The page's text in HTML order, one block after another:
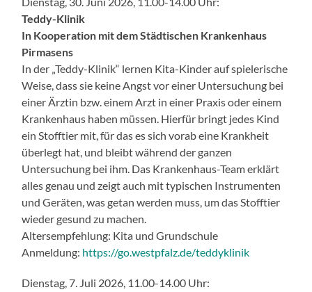
Teddy-Klinik
In Kooperation mit dem Städtischen Krankenhaus
Pirmasens
In der „Teddy-Klinik“ lernen Kita-Kinder auf spielerische
Weise, dass sie keine Angst vor einer Untersuchung bei
einer Ärztin bzw. einem Arzt in einer Praxis oder einem
Krankenhaus haben müssen. Hierfür bringt jedes Kind
ein Stofftier mit, für das es sich vorab eine Krankheit
überlegt hat, und bleibt während der ganzen
Untersuchung bei ihm. Das Krankenhaus-Team erklärt
alles genau und zeigt auch mit typischen Instrumenten
und Geräten, was getan werden muss, um das Stofftier
wieder gesund zu machen.
Altersempfehlung: Kita und Grundschule
Anmeldung: https://go.westpfalz.de/teddyklinik
Dienstag, 7. Juli 2026, 11.00-14.00 Uhr: